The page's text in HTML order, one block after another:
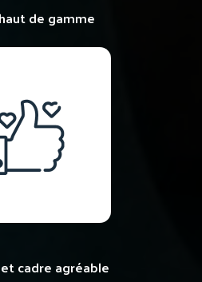
de gamme
cadre agréable